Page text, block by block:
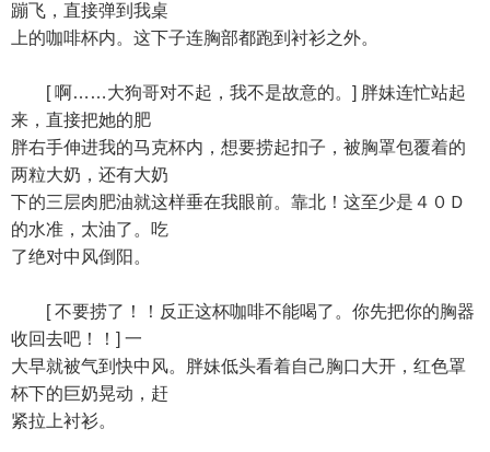
蹦飞，直接弹到我桌
上的咖啡杯内。这下子连胸部都跑到衬衫之外。
[ 啊……大狗哥对不起，我不是故意的。] 胖妹连忙站起
来，直接把她的肥
胖右手伸进我的马克杯内，想要捞起扣子，被胸罩包覆着的
两粒大奶，还有大奶
下的三层肉肥油就这样垂在我眼前。靠北！这至少是４０Ｄ
的水准，太油了。吃
了绝对中风倒阳。
[ 不要捞了！！反正这杯咖啡不能喝了。你先把你的胸器
收回去吧！！] 一
大早就被气到快中风。胖妹低头看着自己胸口大开，红色罩
杯下的巨奶晃动，赶
紧拉上衬衫。